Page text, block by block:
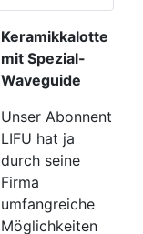
Keramikkalotte
mit Spezial-
Waveguide
Unser Abonnent
LIFU hat ja
durch seine
Firma
umfangreiche
Möglichkeiten